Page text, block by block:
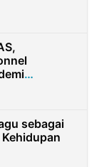
sebagai